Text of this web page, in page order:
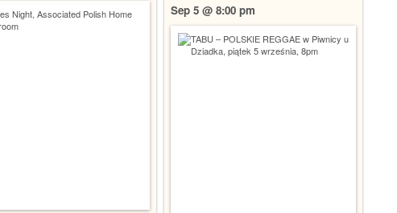
Sep 5 @ 8:00 pm